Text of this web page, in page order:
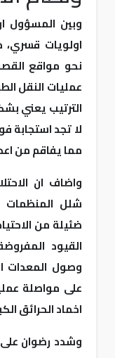
وبين المسؤول
اولويات
نحو مواقع
عمليات النقل
الترتيب يعني
لا تجد استجابة
مما يفاقم من
واضاف ان
شلل المنظمات
ضئيلة من
القيود
وصول المعدات
على مواصلة
اخماد الحرائق
وشدد رضوان